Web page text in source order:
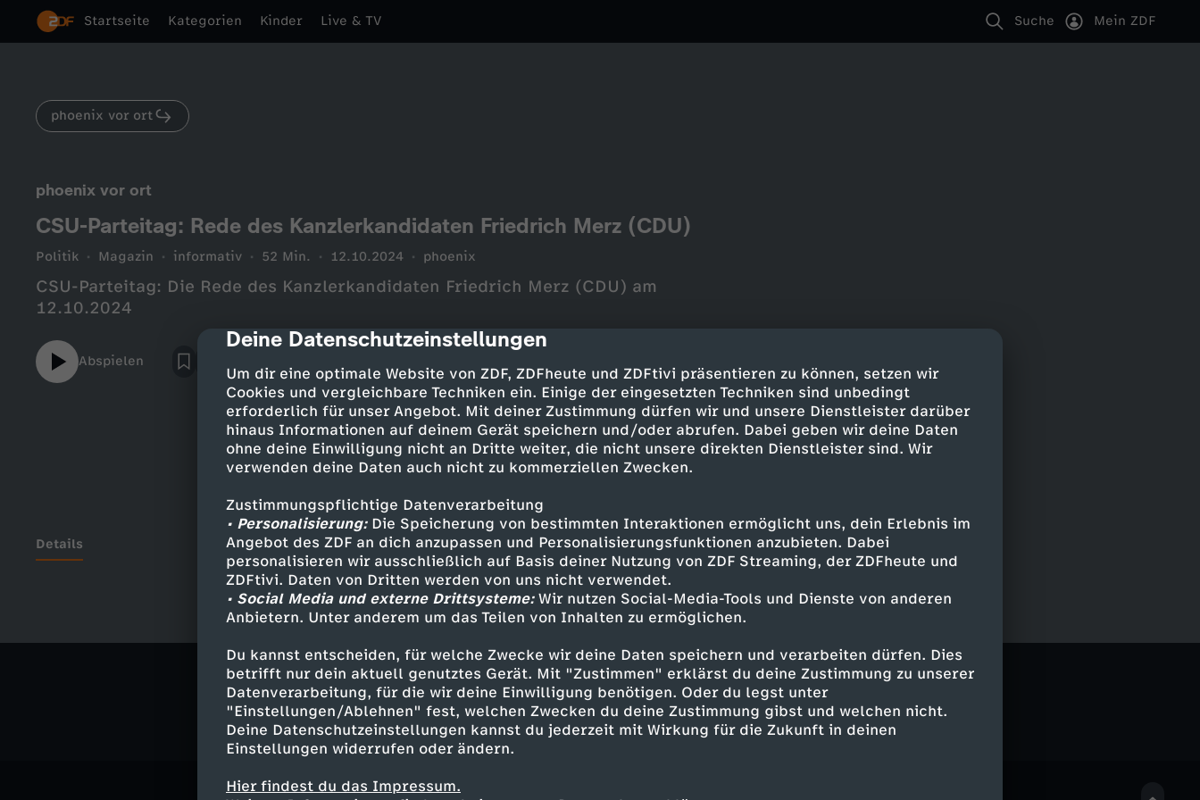
cmp-dialog-description
Deine Datenschutzeinstellungen
Um dir eine optimale Website von ZDF, ZDFheute und ZDFtivi präsentieren zu können, setzen wir
Cookies und vergleichbare Techniken ein. Einige der eingesetzten Techniken sind unbedingt
erforderlich für unser Angebot. Mit deiner Zustimmung dürfen wir und unsere Dienstleister darüber
hinaus Informationen auf deinem Gerät speichern und/oder abrufen. Dabei geben wir deine Daten
ohne deine Einwilligung nicht an Dritte weiter, die nicht unsere direkten Dienstleister sind. Wir
verwenden deine Daten auch nicht zu kommerziellen Zwecken.
Zustimmungspflichtige Datenverarbeitung
• Personalisierung:Die Speicherung von bestimmten Interaktionen ermöglicht uns, dein Erlebnis im
Angebot des ZDF an dich anzupassen und Personalisierungsfunktionen anzubieten. Dabei
personalisieren wir ausschließlich auf Basis deiner Nutzung von ZDF Streaming, der ZDFheute und
ZDFtivi. Daten von Dritten werden von uns nicht verwendet.
• Social Media und externe Drittsysteme:Wir nutzen Social-Media-Tools und Dienste von anderen
Anbietern. Unter anderem um das Teilen von Inhalten zu ermöglichen.
Du kannst entscheiden, für welche Zwecke wir deine Daten speichern und verarbeiten dürfen. Dies
betrifft nur dein aktuell genutztes Gerät. Mit "Zustimmen" erklärst du deine Zustimmung zu unserer
Datenverarbeitung, für die wir deine Einwilligung benötigen. Oder du legst unter
"Einstellungen/Ablehnen" fest, welchen Zwecken du deine Zustimmung gibst und welchen nicht.
Deine Datenschutzeinstellungen kannst du jederzeit mit Wirkung für die Zukunft in deinen
Einstellungen widerrufen oder ändern.
Hier findest du das Impressum.
Startseite Kategorien Kinder Live & TV Suche Mein ZDF
phoenix vor ort
phoenix vor ort
CSU-Parteitag: Rede des Kanzlerkandidaten Friedrich Merz (CDU)
Politik Magazin informativ 52 Min. 12.10.2024 phoenix
CSU-Parteitag: Die Rede des Kanzlerkandidaten Friedrich Merz (CDU) am
12.10.2024
Abspielen
Details
Ähnliche Inhalte entdecken
Politik Magazin informativ phoenix vor ort